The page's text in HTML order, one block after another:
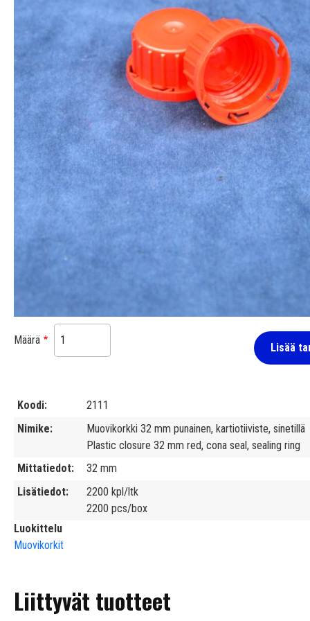
Määrä
Lisää
Koodi
2111
Nimike
Muovikorkki 32 mm punainen, kartiotiiviste, sinetillä
Plastic closure 32 mm red, cona seal, sealing ring
Mittatiedot
32 mm
Lisätiedot
2200 kpl/ltk
2200 pcs/box
Luokittelu
Muovikorkit
Liittyvät tuotteet